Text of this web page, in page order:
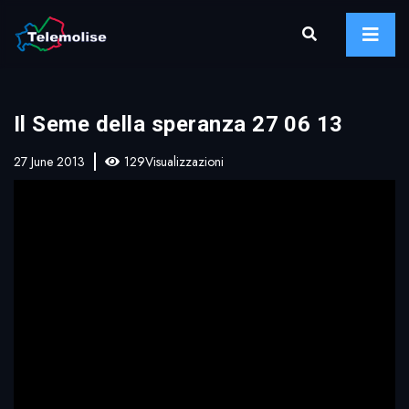
Il Seme della speranza 27 06 13
27 June 2013 129Visualizzazioni